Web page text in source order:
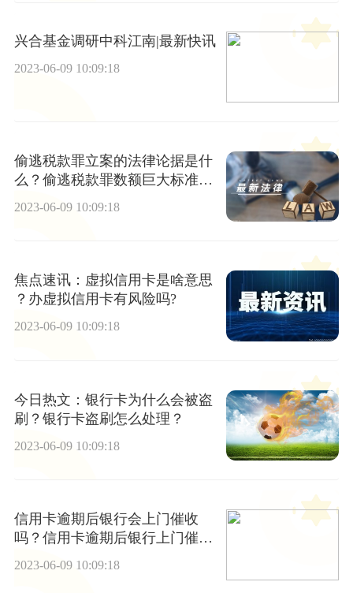
兴合基金调研中科江南|最新快讯
2023-06-09 10:09:18
偷逃税款罪立案的法律论据是什
么？偷逃税款罪数额巨大标准是
2023-06-09 10:09:18
焦点速讯：虚拟信用卡是啥意思
？办虚拟信用卡有风险吗?
2023-06-09 10:09:18
今日热文：银行卡为什么会被盗
刷？银行卡盗刷怎么处理？
2023-06-09 10:09:18
信用卡逾期后银行会上门催收
吗？信用卡逾期后银行上门催收
2023-06-09 10:09:18